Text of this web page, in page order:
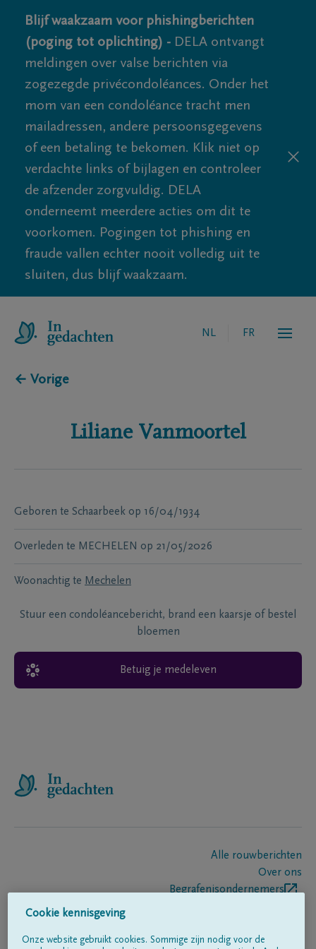
Blijf waakzaam voor phishingberichten
(poging tot oplichting) - DELA ontvangt
meldingen over valse berichten via
zogezegde privécondoléances. Onder het
mom van een condoléance tracht men
mailadressen, andere persoonsgegevens
of een betaling te bekomen. Klik niet op
verdachte links of bijlagen en controleer
de afzender zorgvuldig. DELA
onderneemt meerdere acties om dit te
voorkomen. Pogingen tot phishing en
fraude vallen echter nooit volledig uit te
sluiten, dus blijf waakzaam.
NL FR
← Vorige
Liliane Vanmoortel
Geboren te Schaarbeek op 16/04/1934
Overleden te MECHELEN op 21/05/2026
Woonachtig te Mechelen
Stuur een condoléancebericht, brand een kaarsje of bestel
bloemen
Betuig je medeleven
Alle rouwberichten
Over ons
Begrafenisondernemers
Cookie kennisgeving
Onze website gebruikt cookies. Sommige zijn nodig voor de